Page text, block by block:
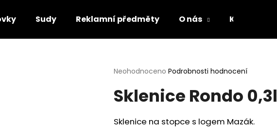
Sudy Reklamní předměty O nás Kontakt
Průměrné
produktu
je
z
5
Neohodnoceno Podrobnosti hodnocení
Sklenice Rondo 0,3l
Sklenice na stopce s logem Mazák.
HLEDAT